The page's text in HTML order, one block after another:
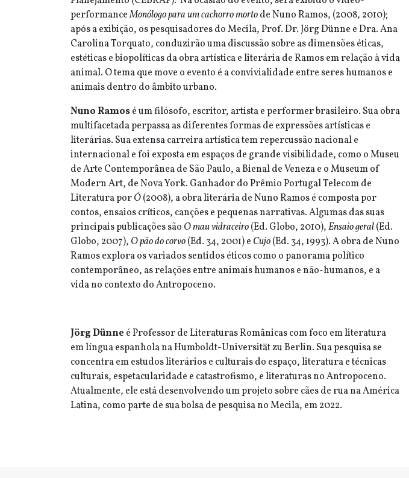
performanceMonólogo para um cachorro mortode Nuno Ramos, (2008, 2010);
após a exibição, os pesquisadores do Mecila, Prof. Dr. Jörg Dünne e Dra. Ana
Carolina Torquato, conduzirão uma discussão sobre as dimensões éticas,
estéticas e biopolíticas da obra artística e literária de Ramos em relação à vida
animal. O tema que move o evento é a convivialidade entre seres humanos e
animais dentro do âmbito urbano.
Nuno Ramosé um filósofo, escritor, artista e performer brasileiro. Sua obra
multifacetada perpassa as diferentes formas de expressões artísticas e
literárias. Sua extensa carreira artística tem repercussão nacional e
internacional e foi exposta em espaços de grande visibilidade, como o Museu
de Arte Contemporânea de São Paulo, a Bienal de Veneza e o Museum of
Modern Art, de Nova York. Ganhador do Prêmio Portugal Telecom de
Literatura porÓ(2008), a obra literária de Nuno Ramos é composta por
contos, ensaios críticos, canções e pequenas narrativas. Algumas das suas
principais publicações são O mau vidraceiro(Ed. Globo, 2010),Ensaio geral(Ed.
Globo, 2007), O pão do corvo(Ed. 34, 2001) e Cujo(Ed. 34, 1993). A obra de Nuno
Ramos explora os variados sentidos éticos como o panorama político
contemporâneo, as relações entre animais humanos e não-humanos, e a
vida no contexto do Antropoceno.
Jörg Dünne é Professor de Literaturas Românicas com foco em literatura
em língua espanhola na Humboldt-Universität zu Berlin. Sua pesquisa se
concentra em estudos literários e culturais do espaço, literatura e técnicas
culturais, espetacularidade e catastrofismo, e literaturas no Antropoceno.
Atualmente, ele está desenvolvendo um projeto sobre cães de rua na América
Latina, como parte de sua bolsa de pesquisa no Mecila, em 2022.